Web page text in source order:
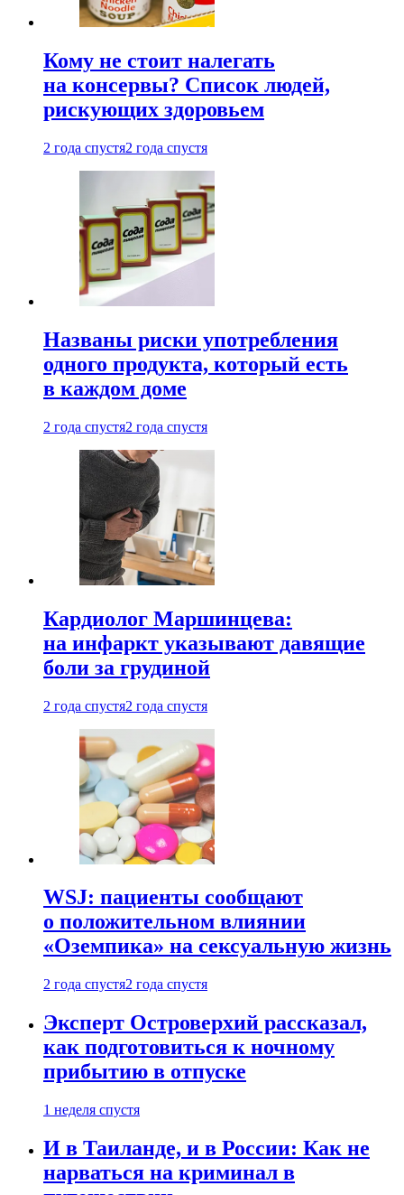
Кому не стоит налегать
на консервы? Список людей,
рискующих здоровьем
2 года спустя2 года спустя
Названы риски употребления
одного продукта, который есть
в каждом доме
2 года спустя2 года спустя
Кардиолог Маршинцева:
на инфаркт указывают давящие
боли за грудиной
2 года спустя2 года спустя
WSJ: пациенты сообщают
о положительном влиянии
«Оземпика» на сексуальную жизнь
2 года спустя2 года спустя
Эксперт Островерхий рассказал,
как подготовиться к ночному
прибытию в отпуске
1 неделя спустя
И в Таиланде, и в России: Как не
нарваться на криминал в